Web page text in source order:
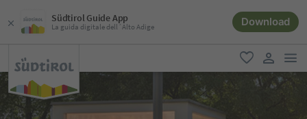
Südtirol Guide App
La guida digitale dell´Alto Adige Download
favoriti
user link